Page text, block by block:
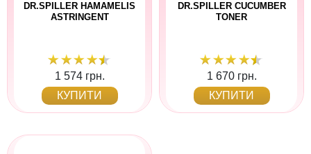
DR.SPILLER HAMAMELIS
ASTRINGENT
1 574 грн.
КУПИТИ
DR.SPILLER CUCUMBER
TONER
1 670 грн.
КУПИТИ